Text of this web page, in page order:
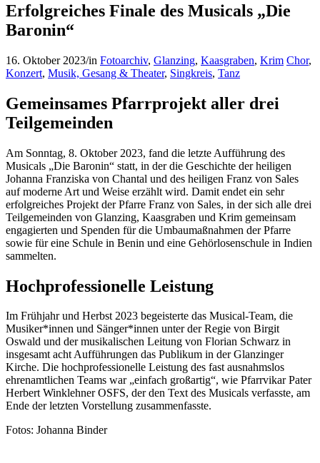
Erfolgreiches Finale des Musicals „Die
Baronin“
16. Oktober 2023/in Fotoarchiv, Glanzing, Kaasgraben, Krim Chor,
Konzert, Musik, Gesang & Theater, Singkreis, Tanz
Gemeinsames Pfarrprojekt aller drei
Teilgemeinden
Am Sonntag, 8. Oktober 2023, fand die letzte Aufführung des
Musicals „Die Baronin“ statt, in der die Geschichte der heiligen
Johanna Franziska von Chantal und des heiligen Franz von Sales
auf moderne Art und Weise erzählt wird. Damit endet ein sehr
erfolgreiches Projekt der Pfarre Franz von Sales, in der sich alle drei
Teilgemeinden von Glanzing, Kaasgraben und Krim gemeinsam
engagierten und Spenden für die Umbaumaßnahmen der Pfarre
sowie für eine Schule in Benin und eine Gehörlosenschule in Indien
sammelten.
Hochprofessionelle Leistung
Im Frühjahr und Herbst 2023 begeisterte das Musical-Team, die
Musiker*innen und Sänger*innen unter der Regie von Birgit
Oswald und der musikalischen Leitung von Florian Schwarz in
insgesamt acht Aufführungen das Publikum in der Glanzinger
Kirche. Die hochprofessionelle Leistung des fast ausnahmslos
ehrenamtlichen Teams war „einfach großartig“, wie Pfarrvikar Pater
Herbert Winklehner OSFS, der den Text des Musicals verfasste, am
Ende der letzten Vorstellung zusammenfasste.
Fotos: Johanna Binder